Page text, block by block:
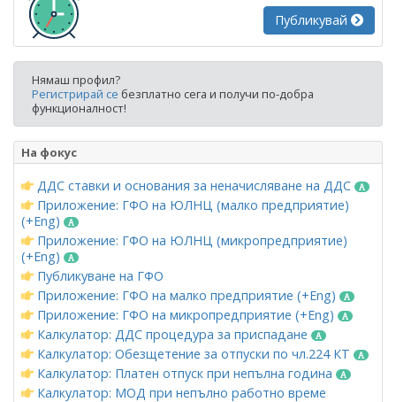
Публикувай
Нямаш профил?
Регистрирай се безплатно сега и получи по-добра
функционалност!
На фокус
ДДС ставки и основания за неначисляване на ДДС
Приложение: ГФО на ЮЛНЦ (малко предприятие)
(+Eng)
Приложение: ГФО на ЮЛНЦ (микропредприятие)
(+Eng)
Публикуване на ГФО
Приложение: ГФО на малко предприятие (+Eng)
Приложение: ГФО на микропредприятие (+Eng)
Калкулатор: ДДС процедура за приспадане
Калкулатор: Обезщетение за отпуски по чл.224 КТ
Калкулатор: Платен отпуск при непълна година
Калкулатор: МОД при непълно работно време